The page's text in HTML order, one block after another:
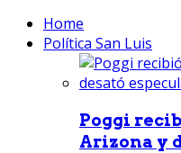
Home
Política San Luis
Poggi
Arizona y